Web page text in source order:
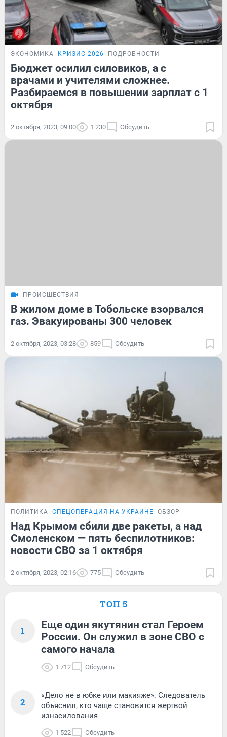
ЭКОНОМИКА КРИЗИС-2026 ПОДРОБНОСТИ
Бюджет осилил силовиков, а с
врачами и учителями сложнее.
Разбираемся в повышении зарплат с 1
октября
2 октября, 2023, 09:00 1 230 Обсудить
ПРОИСШЕСТВИЯ
В жилом доме в Тобольске взорвался
газ. Эвакуированы 300 человек
2 октября, 2023, 03:28 859 Обсудить
ПОЛИТИКА СПЕЦОПЕРАЦИЯ НА УКРАИНЕ ОБЗОР
Над Крымом сбили две ракеты, а над
Смоленском — пять беспилотников:
новости СВО за 1 октября
2 октября, 2023, 02:16 775 Обсудить
ТОП 5
1
Еще один якутянин стал Героем
России. Он служил в зоне СВО с
самого начала
1 712 Обсудить
2
«Дело не в юбке или макияже». Следователь
объяснил, кто чаще становится жертвой
изнасилования
1 522 Обсудить